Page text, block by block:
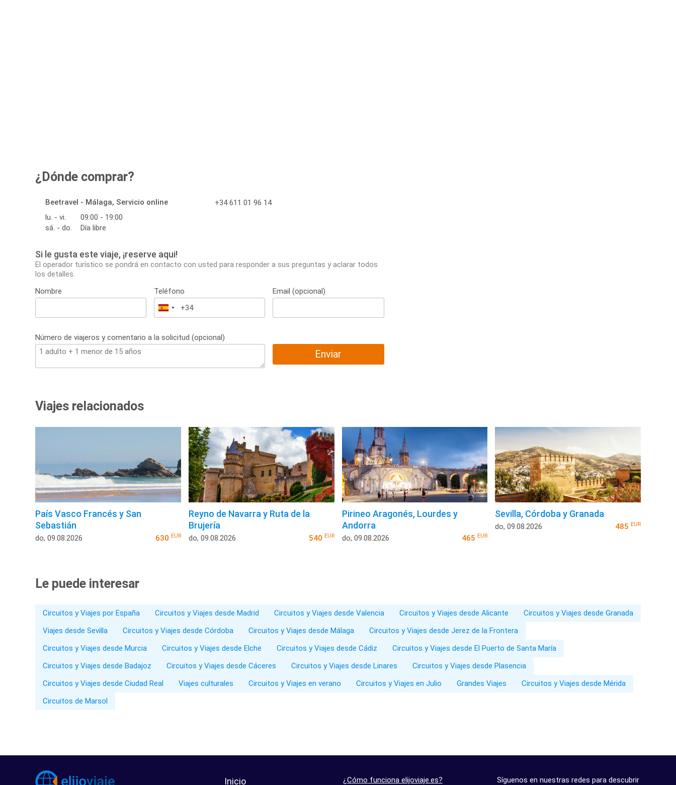
¿Dónde comprar?
Beetravel - Málaga, Servicio online
lu. - vi.
09:00 - 19:00
sá. - do.
Día libre
+34 611 01 96 14
Si le gusta este viaje, ¡reserve aqui!
El operador turístico se pondrá en contacto con usted para responder a sus preguntas y aclarar todos
los detalles.
Nombre
Teléfono
España
+34
Email (opcional)
Número de viajeros y comentario a la solicitud (opcional)
Enviar
Viajes relacionados
País Vasco Francés y San
Sebastián
do, 09.08.2026 630 EUR
Reyno de Navarra y Ruta de la
Brujería
do, 09.08.2026 540 EUR
Pirineo Aragonés, Lourdes y
Andorra
do, 09.08.2026 465EUR
Sevilla, Córdoba y Granada
do, 09.08.2026 485 EUR
Le puede interesar
Circuitos y Viajes por España Circuitos y Viajes desde Madrid Circuitos y Viajes desde Valencia Circuitos y Viajes desde Alicante
Circuitos y Viajes desde Granada
Viajes desde Sevilla
Circuitos y Viajes desde Córdoba Circuitos y Viajes desde Málaga
Circuitos y Viajes desde Jerez de la Frontera
Circuitos y Viajes desde Murcia
Circuitos y Viajes desde Elche Circuitos y Viajes desde Cádiz
Circuitos y Viajes desde El Puerto de Santa María
Circuitos y Viajes desde Badajoz
Circuitos y Viajes desde Cáceres Circuitos y Viajes desde Linares
Circuitos y Viajes desde Plasencia
Circuitos y Viajes desde Ciudad Real
Viajes culturales Circuitos y Viajes en verano Circuitos y Viajes en Julio Grandes Viajes
Circuitos y Viajes desde Mérida
Circuitos de Marsol
Inicio ¿Cómo funciona elijoviaje.es? Síguenos en nuestras redes para descubrir